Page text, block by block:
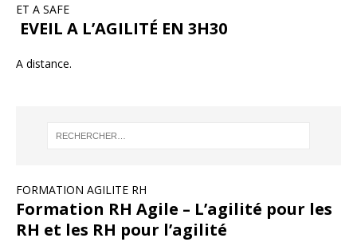
ET A SAFE
EVEIL A L’AGILITÉ EN 3H30
A distance.
FORMATION AGILITE RH
Formation RH Agile – L’agilité pour les
RH et les RH pour l’agilité